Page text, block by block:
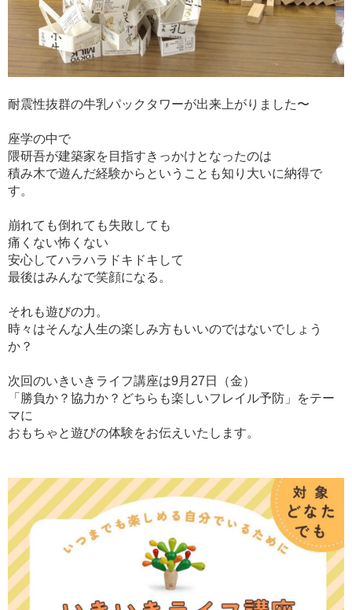
耐震性抜群の牛乳パックタワーが出来上がりました〜
座学の中で
隈研吾が建築家を目指すきっかけとなったのは
積み木で遊んだ経験からということも知り大いに納得で
す。
崩れても倒れても失敗しても
痛くない怖くない
安心してハラハラドキドキして
最後はみんなで笑顔になる。
それも遊びの力。
時々はそんな人生の楽しみ方もいいのではないでしょう
か？
次回のいきいきライフ講座は9月27日（金）
「勝負か？協力か？どちらも楽しいフレイル予防」をテー
マに
おもちゃと遊びの体験をお伝えいたします。